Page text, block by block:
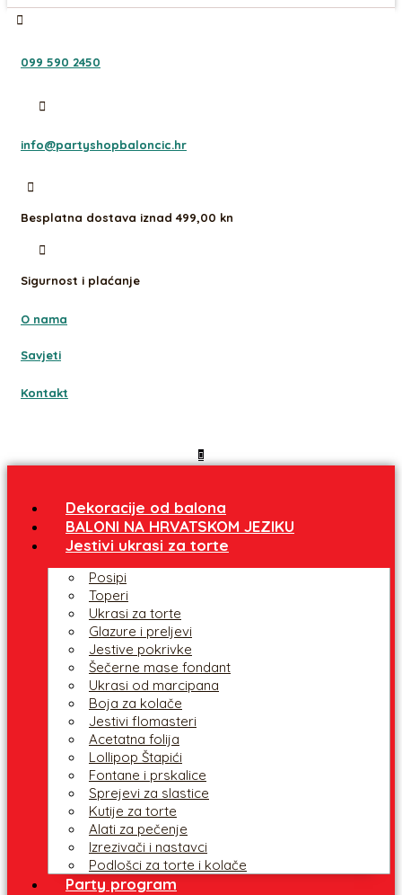
099 590 2450
info@partyshopbaloncic.hr
Besplatna dostava iznad 499,00 kn
Sigurnost i plaćanje
O nama
Savjeti
Kontakt
Dekoracije od balona
BALONI NA HRVATSKOM JEZIKU
Jestivi ukrasi za torte
Posipi
Toperi
Ukrasi za torte
Glazure i preljevi
Jestive pokrivke
Šečerne mase fondant
Ukrasi od marcipana
Boja za kolače
Jestivi flomasteri
Acetatna folija
Lollipop Štapići
Fontane i prskalice
Sprejevi za slastice
Kutije za torte
Alati za pečenje
Izrezivači i nastavci
Podlošci za torte i kolače
Party program